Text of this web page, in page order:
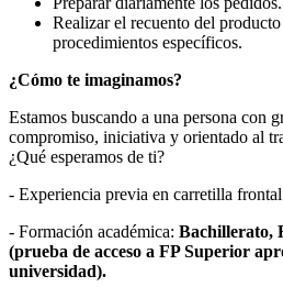
Realizar el recuento del
procedimientos específicos.
¿Cómo te imaginamos?
Estamos buscando a una persona con
compromiso, iniciativa y orientado al
¿Qué esperamos de ti?
- Experiencia previa en carretilla
- Formación académica: Bachillerato,
(prueba de acceso a FP Superior
universidad).